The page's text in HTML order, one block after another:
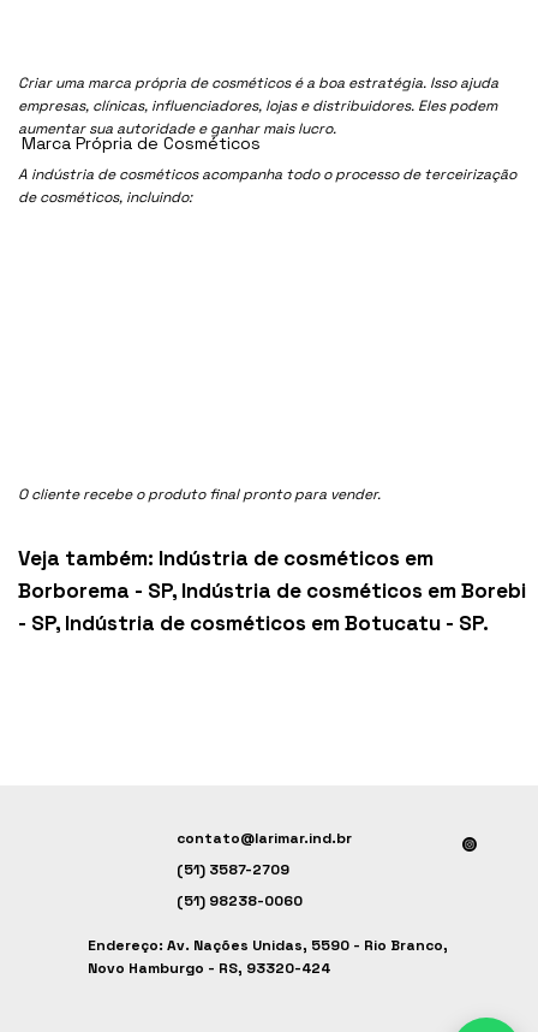
Criar uma marca própria de cosméticos é a boa estratégia. Isso ajuda
empresas, clínicas, influenciadores, lojas e distribuidores. Eles podem
aumentar sua autoridade e ganhar mais lucro.
A indústria de cosméticos acompanha todo o processo de terceirização
de cosméticos, incluindo:
O cliente recebe o produto final pronto para vender.
Veja também: Indústria de cosméticos em
Borborema - SP, Indústria de cosméticos em Borebi
- SP, Indústria de cosméticos em Botucatu - SP.
Marca Própria de Cosméticos
contato@larimar.ind.br
(51) 3587-2709
(51) 98238-0060
Endereço: Av. Nações Unidas, 5590 - Rio Branco,
Novo Hamburgo - RS, 93320-424